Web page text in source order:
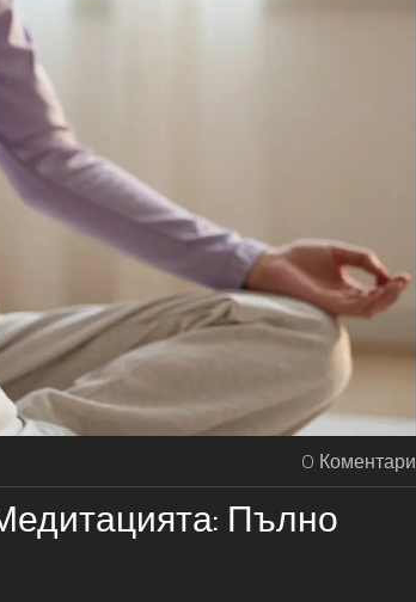
0 Коментари
Пълно